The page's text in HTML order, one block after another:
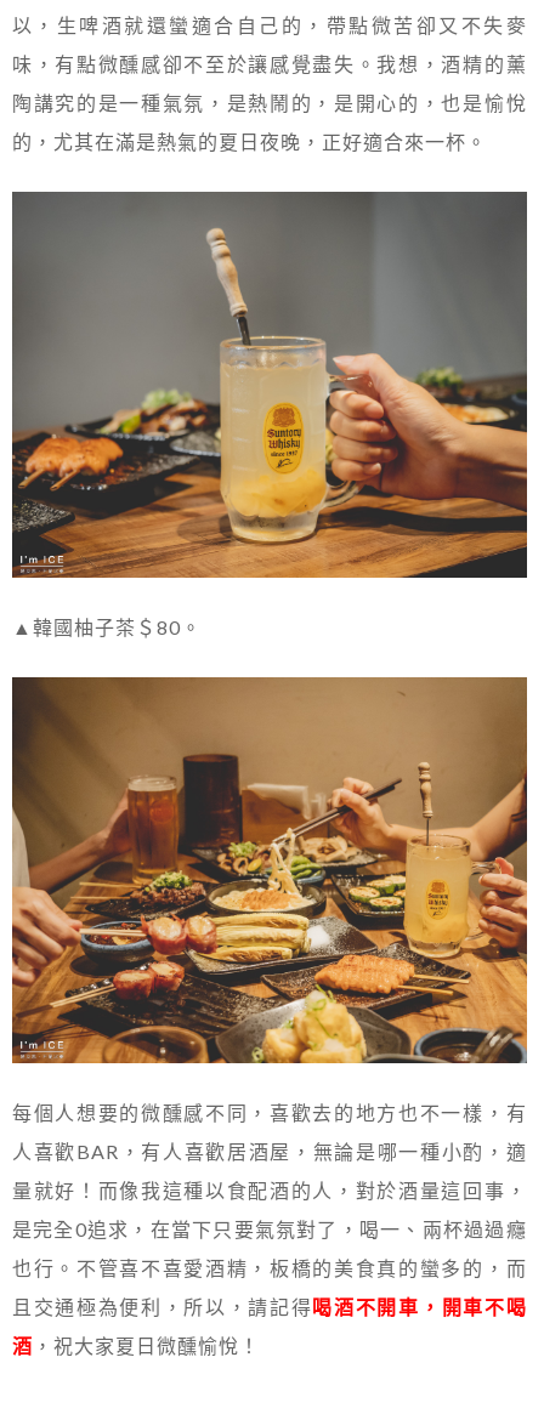
以，生啤酒就還蠻適合自己的，帶點微苦卻又不失麥
味，有點微醺感卻不至於讓感覺盡失。我想，酒精的薰
陶講究的是一種氣氛，是熱鬧的，是開心的，也是愉悅
的，尤其在滿是熱氣的夏日夜晚，正好適合來一杯。
▲韓國柚子茶＄80。
每個人想要的微醺感不同，喜歡去的地方也不一樣，有
人喜歡BAR，有人喜歡居酒屋，無論是哪一種小酌，適
量就好！而像我這種以食配酒的人，對於酒量這回事，
是完全0追求，在當下只要氣氛對了，喝一、兩杯過過癮
也行。不管喜不喜愛酒精，板橋的美食真的蠻多的，而
且交通極為便利，所以，請記得喝酒不開車，開車不喝
酒 ，祝大家夏日微醺愉悅！